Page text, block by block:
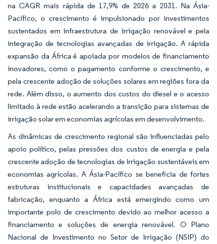
na CAGR mais rápida de 17,9% de 2026 a 2031. Na Ásia-
Pacífico, o crescimento é impulsionado por investimentos
sustentados em infraestrutura de irrigação renovável e pela
integração de tecnologias avançadas de irrigação. A rápida
expansão da África é apoiada por modelos de financiamento
inovadores, como o pagamento conforme o crescimento, e
pela crescente adoção de soluções solares em regiões fora da
rede. Além disso, o aumento dos custos do diesel e o acesso
limitado à rede estão acelerando a transição para sistemas de
irrigação solar em economias agrícolas em desenvolvimento.
As dinâmicas de crescimento regional são influenciadas pelo
apoio político, pelas pressões dos custos de energia e pela
crescente adoção de tecnologias de irrigação sustentáveis em
economias agrícolas. A Ásia-Pacífico se beneficia de fortes
estruturas institucionais e capacidades avançadas de
fabricação, enquanto a África está emergindo como um
importante polo de crescimento devido ao melhor acesso a
financiamento e soluções de energia renovável. O Plano
Nacional de Investimento no Setor de Irrigação (NSIP) do